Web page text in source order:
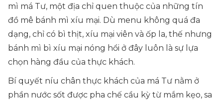
mì má Tư, một địa chỉ quen thuộc của những tín
đồ mê bánh mì xíu mại. Dù menu không quá đa
dạng, chỉ có bì thịt, xíu mại viên và ốp la, thế nhưng
bánh mì bì xíu mại nóng hổi ở đây luôn là sự lựa
chọn hàng đầu của thực khách.
Bí quyết níu chân thực khách của má Tư nằm ở
phần nước sốt được pha chế cầu kỳ từ mắm kẹo, sa